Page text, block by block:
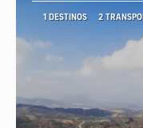
1 DESTINOS 2